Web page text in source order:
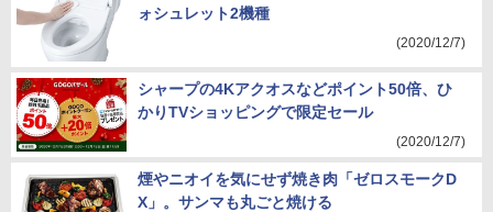
ォシュレット2機種
(2020/12/7)
シャープの4Kアクオスなどポイント50倍、ひ
かりTVショッピングで限定セール
(2020/12/7)
煙やニオイを気にせず焼き肉「ゼロスモークD
X」。サンマも丸ごと焼ける